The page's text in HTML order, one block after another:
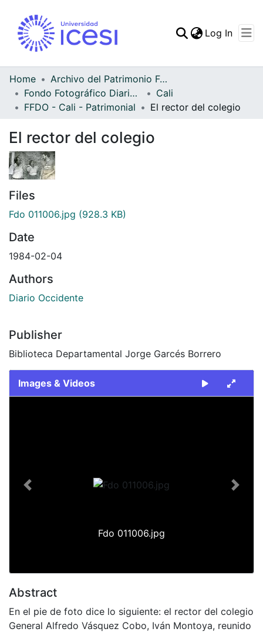
Statistics
Log In
Home
Archivo del Patrimonio Fotográfico y Fílmico del Valle del Cauca
Fondo Fotográfico Diario Occidente
Cali
FFDO - Cali - Patrimonial
El rector del colegio
El rector del colegio
Files
Fdo 011006.jpg (928.3 KB)
Date
1984-02-04
Authors
Diario Occidente
Publisher
Biblioteca Departamental Jorge Garcés Borrero
Images & Videos
Fdo 011006.jpg
Previous Next
Abstract
En el pie de foto dice lo siguiente: el rector del colegio
General Alfredo Vásquez Cobo, Iván Montoya, reunido